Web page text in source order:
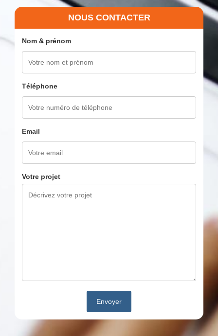
NOUS CONTACTER
Nom & prénom
Téléphone
Email
Votre projet